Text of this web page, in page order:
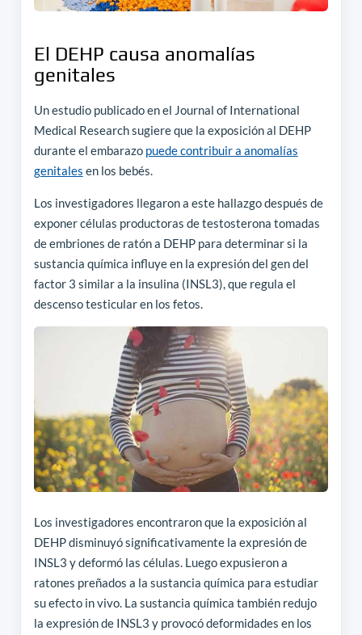
El DEHP causa anomalías
genitales
Un estudio publicado en el Journal of International
Medical Research sugiere que la exposición al DEHP
durante el embarazo puede contribuir a anomalías
genitales en los bebés.
Los investigadores llegaron a este hallazgo después de
exponer células productoras de testosterona tomadas
de embriones de ratón a DEHP para determinar si la
sustancia química influye en la expresión del gen del
factor 3 similar a la insulina (INSL3), que regula el
descenso testicular en los fetos.
Los investigadores encontraron que la exposición al
DEHP disminuyó significativamente la expresión de
INSL3 y deformó las células. Luego expusieron a
ratones preñados a la sustancia química para estudiar
su efecto in vivo. La sustancia química también redujo
la expresión de INSL3 y provocó deformidades en los